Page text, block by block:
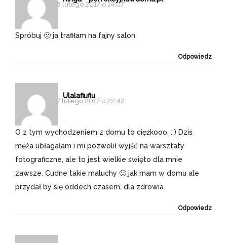
8 lutego 2017 o 14:07
Spróbuj 🙂 ja trafiłam na fajny salon
Odpowiedz
Ulalafiufiu
7 lutego 2017 o 22:42
O z tym wychodzeniem z domu to ciężkooo. : ) Dziś
męża ubłagałam i mi pozwolił wyjść na warsztaty
fotograficzne, ale to jest wielkie święto dla mnie
zawsze. Cudne takie maluchy 🙂 jak mam w domu ale
przydał by się oddech czasem, dla zdrowia.
Odpowiedz